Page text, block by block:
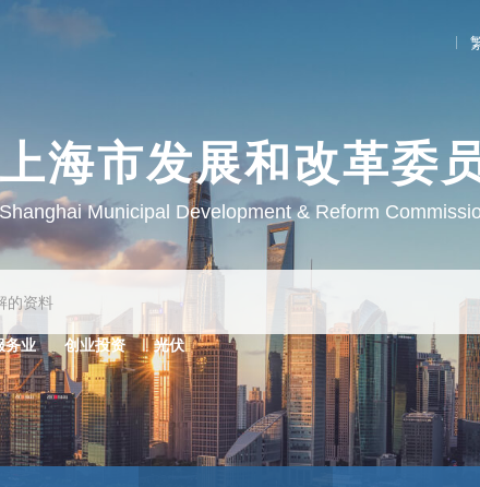
上海市发展和改革委
Shanghai Municipal Development & Reform
务业 创业投资 光伏